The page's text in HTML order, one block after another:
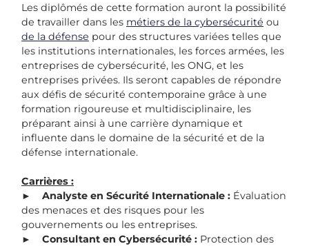
Les diplômés de cette formation auront la possibilité
de travailler dans les métiers de la cybersécurité ou
de la défense pour des structures variées telles que
les institutions internationales, les forces armées, les
entreprises de cybersécurité, les ONG, et les
entreprises privées. Ils seront capables de répondre
aux défis de sécurité contemporaine grâce à une
formation rigoureuse et multidisciplinaire, les
préparant ainsi à une carrière dynamique et
influente dans le domaine de la sécurité et de la
défense internationale.
Carrières :
► Analyste en Sécurité Internationale : Évaluation
des menaces et des risques pour les
gouvernements ou les entreprises.
► Consultant en Cybersécurité : Protection des